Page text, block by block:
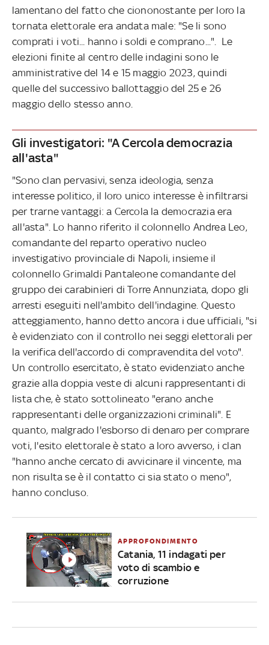
lamentano del fatto che ciononostante per loro la
tornata elettorale era andata male: "Se li sono
comprati i voti... hanno i soldi e comprano...". Le
elezioni finite al centro delle indagini sono le
amministrative del 14 e 15 maggio 2023, quindi
quelle del successivo ballottaggio del 25 e 26
maggio dello stesso anno.
Gli investigatori: "A Cercola democrazia
all'asta"
"Sono clan pervasivi, senza ideologia, senza
interesse politico, il loro unico interesse è infiltrarsi
per trarne vantaggi: a Cercola la democrazia era
all'asta". Lo hanno riferito il colonnello Andrea Leo,
comandante del reparto operativo nucleo
investigativo provinciale di Napoli, insieme il
colonnello Grimaldi Pantaleone comandante del
gruppo dei carabinieri di Torre Annunziata, dopo gli
arresti eseguiti nell'ambito dell'indagine. Questo
atteggiamento, hanno detto ancora i due ufficiali, "si
è evidenziato con il controllo nei seggi elettorali per
la verifica dell'accordo di compravendita del voto".
Un controllo esercitato, è stato evidenziato anche
grazie alla doppia veste di alcuni rappresentanti di
lista che, è stato sottolineato "erano anche
rappresentanti delle organizzazioni criminali". E
quanto, malgrado l'esborso di denaro per comprare
voti, l'esito elettorale è stato a loro avverso, i clan
"hanno anche cercato di avvicinare il vincente, ma
non risulta se è il contatto ci sia stato o meno",
hanno concluso.
APPROFONDIMENTO
Catania, 11 indagati per
voto di scambio e
corruzione